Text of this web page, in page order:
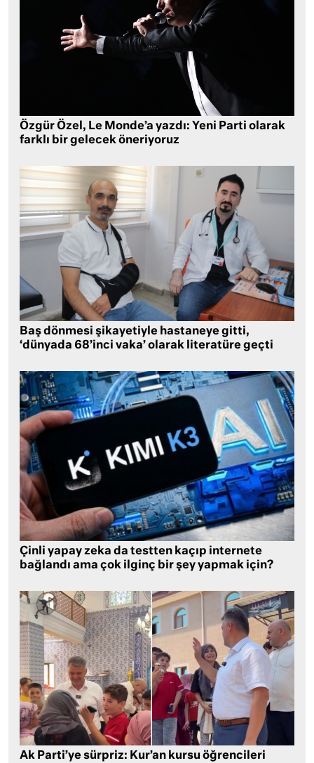
Özgür Özel, Le Monde’a yazdı: Yeni Parti olarak
farklı bir gelecek öneriyoruz
Baş dönmesi şikayetiyle hastaneye gitti,
‘dünyada 68’inci vaka’ olarak literatüre geçti
Çinli yapay zeka da testten kaçıp internete
bağlandı ama çok ilginç bir şey yapmak için?
Ak Parti’ye sürpriz: Kur’an kursu öğrencileri